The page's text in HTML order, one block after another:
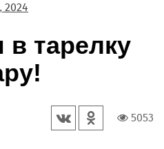
2024
в тарелку
5053